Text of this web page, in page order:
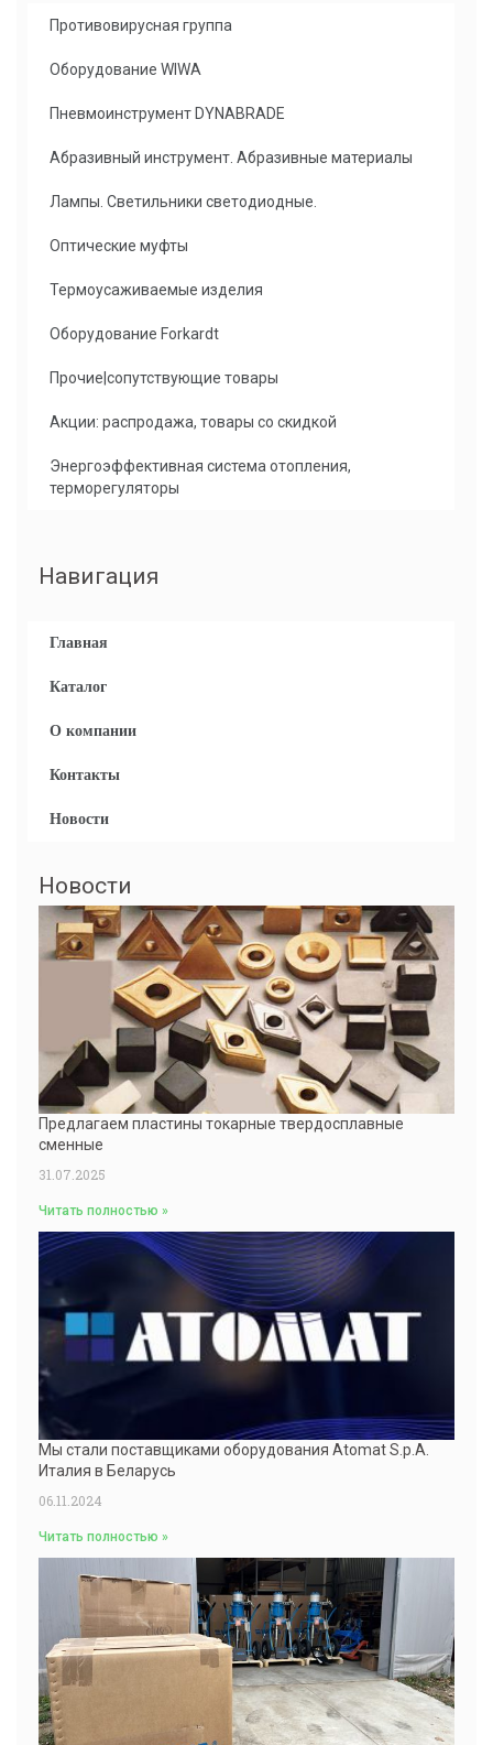
Противовирусная группа
Оборудование WIWA
Пневмоинструмент DYNABRADE
Абразивный инструмент. Абразивные материалы
Лампы. Светильники светодиодные.
Оптические муфты
Термоусаживаемые изделия
Оборудование Forkardt
Прочие|сопутствующие товары
Акции: распродажа, товары со скидкой
Энергоэффективная система отопления,
терморегуляторы
Навигация
Главная
Каталог
О компании
Контакты
Новости
Новости
Предлагаем пластины токарные твердосплавные
сменные
31.07.2025
Читать полностью »
Мы стали поставщиками оборудования Atomat S.p.A.
Италия в Беларусь
06.11.2024
Читать полностью »